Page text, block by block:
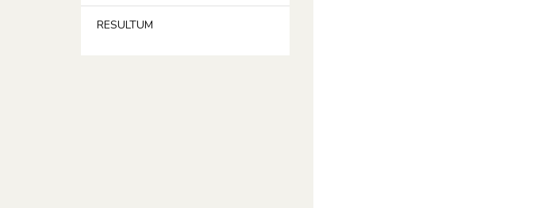
RESULTUM